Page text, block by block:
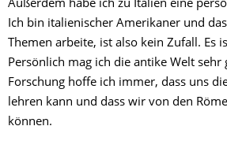
Außerdem habe ich zu Italien eine
Ich bin italienischer Amerikaner und
Themen arbeite, ist also kein Zufall. Es
Persönlich mag ich die antike Welt
Forschung hoffe ich immer, dass uns
lehren kann und dass wir von den
können.